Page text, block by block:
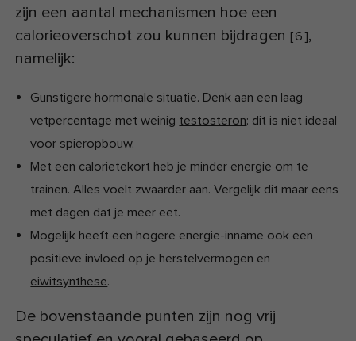
zijn een aantal mechanismen hoe een
calorieoverschot zou kunnen bijdragen [6],
namelijk:
Gunstigere hormonale situatie. Denk aan een laag
vetpercentage met weinig testosteron: dit is niet ideaal
voor spieropbouw.
Met een calorietekort heb je minder energie om te
trainen. Alles voelt zwaarder aan. Vergelijk dit maar eens
met dagen dat je meer eet.
Mogelijk heeft een hogere energie-inname ook een
positieve invloed op je herstelvermogen en
eiwitsynthese.
De bovenstaande punten zijn nog vrij